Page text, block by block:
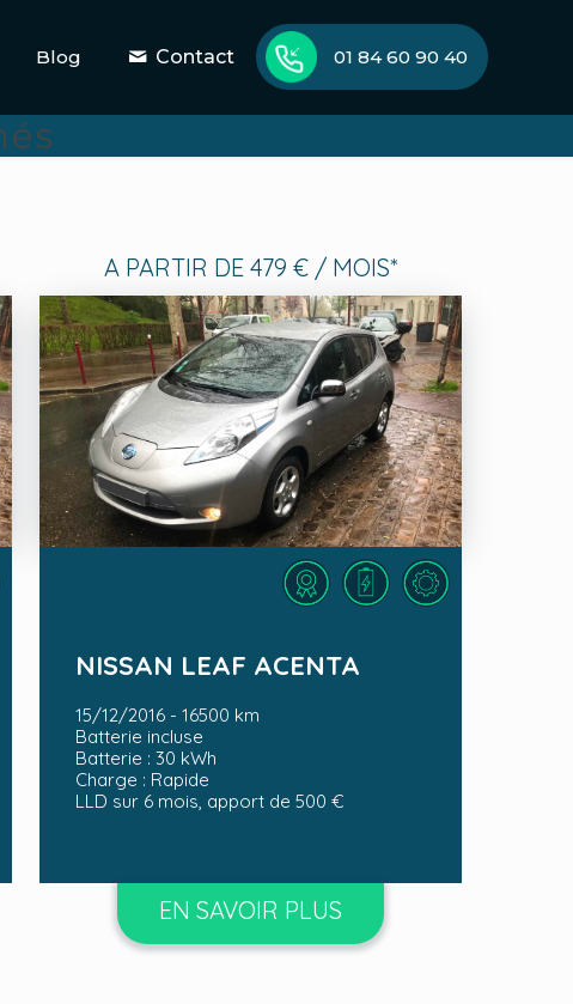
Blog Contact 01 84 60 90 40
A PARTIR DE 479 € / MOIS*
LLD sur 6 mois, apport de 500 €
NISSAN LEAF ACENTA
15/12/2016 - 16500 km
Batterie incluse
Batterie : 30 kWh
Charge : Rapide
LLD sur 6 mois, apport de 500 €
EN SAVOIR PLUS